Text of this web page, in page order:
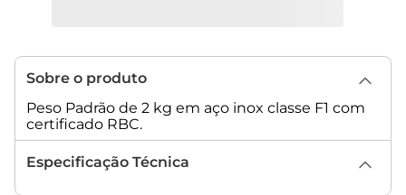
Sobre o produto
Peso Padrão de 2 kg em aço inox classe F1 com
certificado RBC.
Especificação Técnica